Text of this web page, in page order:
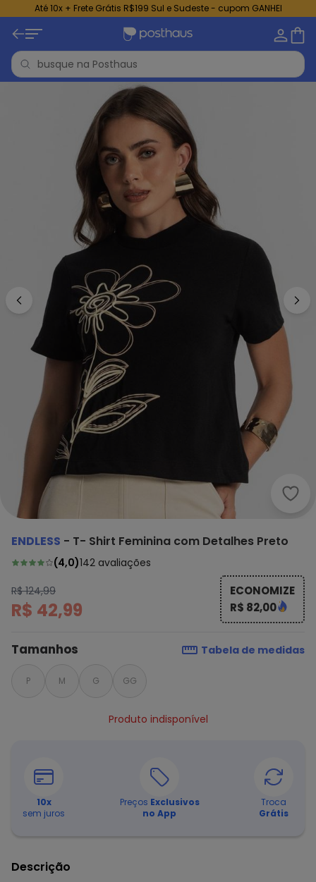
Até 10x + Frete Grátis R$199 Sul e Sudeste - cupom GANHEI
ENDLESS - T- Shirt Feminina com Detalhes Preto
(4,0)142 avaliações
R$ 124,99
R$ 42,99
ECONOMIZE
R$ 82,00
Tamanhos Tabela de medidas
P M G GG
Produto indisponível
10x
sem juros
Preços Exclusivos
no App
Troca
Grátis
Descrição